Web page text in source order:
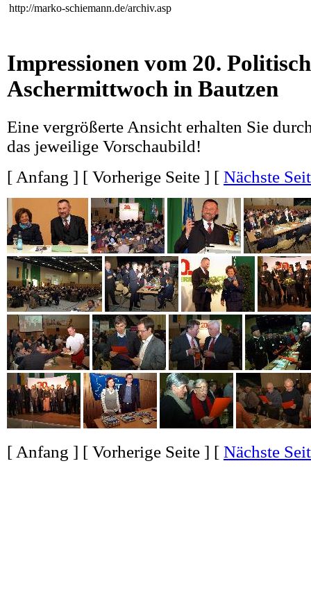
http://marko-schiemann.de/archiv.asp
Impressionen vom 20.
Aschermittwoch in Bautzen
Eine vergrößerte Ansicht erhalten Sie
das jeweilige Vorschaubild!
[ Anfang ] [ Vorherige Seite ] [ Nächste
[ Anfang ] [ Vorherige Seite ] [ Nächste